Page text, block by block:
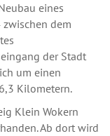
eines
dem
der Stadt
um einen
Kilometern.
Klein Wokern
Ab dort wird